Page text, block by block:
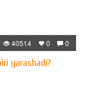
0
0
40514
yarashadi?